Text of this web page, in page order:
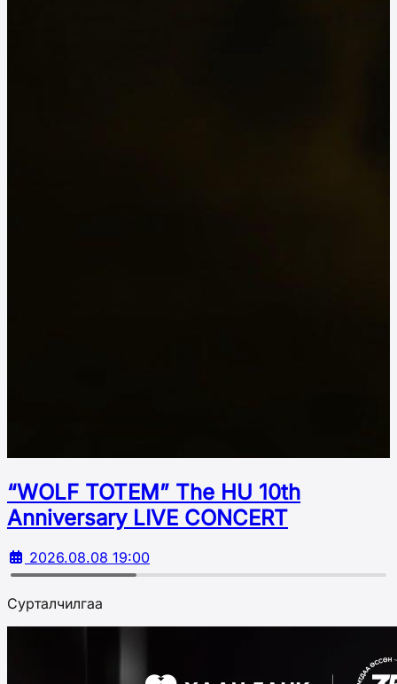
“WOLF TOTEM” The HU 10th
Аnniversary LIVE CONCERT
2026.08.08 19:00
Сурталчилгаа